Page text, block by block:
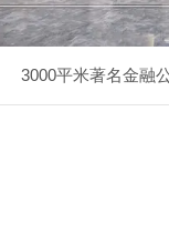
3000平米著名金融